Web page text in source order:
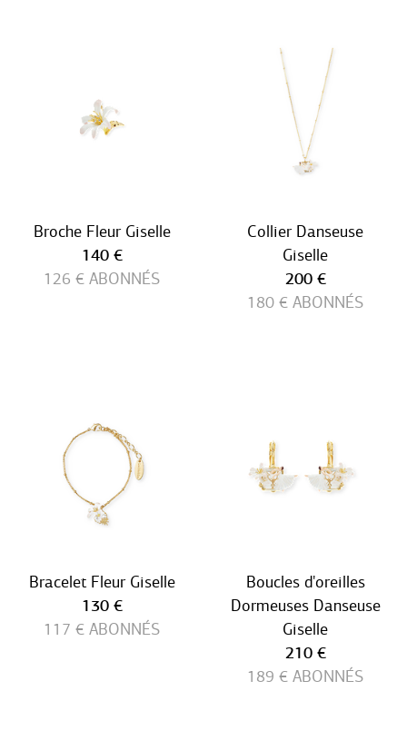
Broche Fleur Giselle
Prix ​​actuel
140 €
126 € ABONNÉS
Collier Danseuse
Giselle
Prix ​​actuel
200 €
180 € ABONNÉS
Bracelet Fleur Giselle
Prix ​​actuel
130 €
117 € ABONNÉS
Boucles d'oreilles
Dormeuses Danseuse
Giselle
Prix ​​actuel
210 €
189 € ABONNÉS